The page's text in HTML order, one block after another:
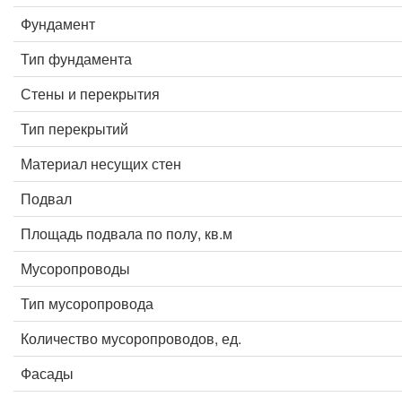
Фундамент
Тип фундамента
Стены и перекрытия
Тип перекрытий
Материал несущих стен
Подвал
Площадь подвала по полу, кв.м
Мусоропроводы
Тип мусоропровода
Количество мусоропроводов, ед.
Фасады